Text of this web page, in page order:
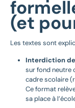
(et
Les textes sont
Interdiction
sur fond neutre
cadre scolaire
Ce format
sa place à